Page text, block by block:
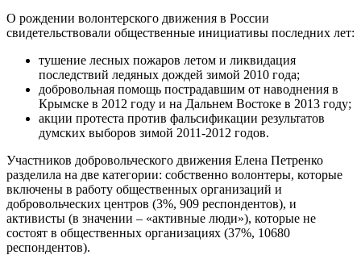
О рождении волонтерского движения в России
свидетельствовали общественные инициативы последних лет:
тушение лесных пожаров летом и ликвидация
последствий ледяных дождей зимой 2010 года;
добровольная помощь пострадавшим от наводнения в
Крымске в 2012 году и на Дальнем Востоке в 2013 году;
акции протеста против фальсификации результатов
думских выборов зимой 2011-2012 годов.
Участников добровольческого движения Елена Петренко
разделила на две категории: собственно волонтеры, которые
включены в работу общественных организаций и
добровольческих центров (3%, 909 респондентов), и
активисты (в значении – «активные люди»), которые не
состоят в общественных организациях (37%, 10680
респондентов).